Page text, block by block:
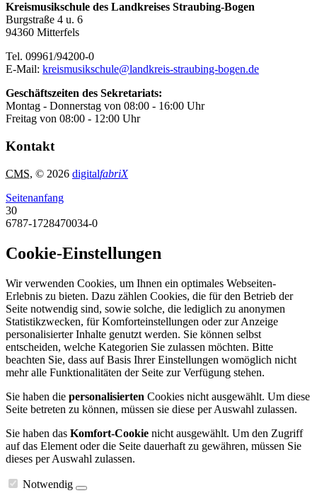
Kreismusikschule des Landkreises Straubing-Bogen
Burgstraße 4 u. 6
94360 Mitterfels
Tel. 09961/94200-0
E-Mail: kreismusikschule@landkreis-straubing-bogen.de
Geschäftszeiten des Sekretariats:
Montag - Donnerstag von 08:00 - 16:00 Uhr
Freitag von 08:00 - 12:00 Uhr
Kontakt
CMS, © 2026 digitalfabriX
Seitenanfang
30
6787-1728470034-0
Cookie-Einstellungen
Wir verwenden Cookies, um Ihnen ein optimales Webseiten-
Erlebnis zu bieten. Dazu zählen Cookies, die für den Betrieb der
Seite notwendig sind, sowie solche, die lediglich zu anonymen
Statistikzwecken, für Komforteinstellungen oder zur Anzeige
personalisierter Inhalte genutzt werden. Sie können selbst
entscheiden, welche Kategorien Sie zulassen möchten. Bitte
beachten Sie, dass auf Basis Ihrer Einstellungen womöglich nicht
mehr alle Funktionalitäten der Seite zur Verfügung stehen.
Sie haben die personalisierten Cookies nicht ausgewählt. Um diese
Seite betreten zu können, müssen sie diese per Auswahl zulassen.
Sie haben das Komfort-Cookie nicht ausgewählt. Um den Zugriff
auf das Element oder die Seite dauerhaft zu gewähren, müssen Sie
dieses per Auswahl zulassen.
Notwendig